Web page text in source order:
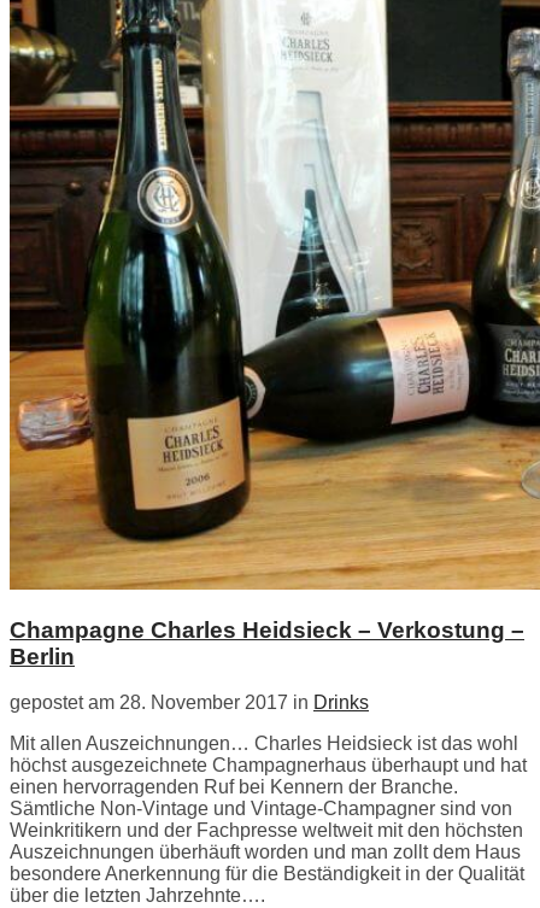
Champagne Charles Heidsieck – Verkostung –
Berlin
gepostet am 28. November 2017 in Drinks
Mit allen Auszeichnungen… Charles Heidsieck ist das wohl
höchst ausgezeichnete Champagnerhaus überhaupt und hat
einen hervorragenden Ruf bei Kennern der Branche.
Sämtliche Non-Vintage und Vintage-Champagner sind von
Weinkritikern und der Fachpresse weltweit mit den höchsten
Auszeichnungen überhäuft worden und man zollt dem Haus
besondere Anerkennung für die Beständigkeit in der Qualität
über die letzten Jahrzehnte….